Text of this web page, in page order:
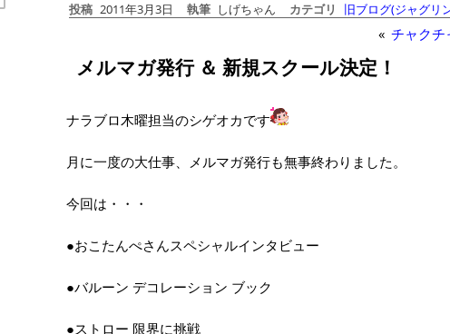
投稿 2011年3月3日 執筆 しげちゃん カテゴリ 旧ブログ(ジャグリ
« チャクチ
メルマガ発行 ＆ 新規スクール決定！
ナラブロ木曜担当のシゲオカです
月に一度の大仕事、メルマガ発行も無事終わりました。
今回は・・・
●おこたんぺさんスペシャルインタビュー
●バルーン デコレーション ブック
●ストロー 限界に挑戦